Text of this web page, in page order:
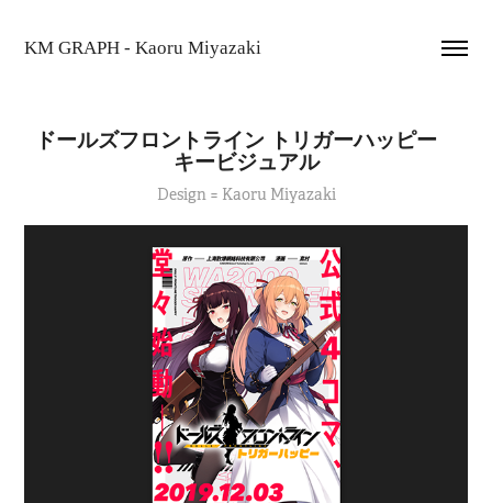
KM GRAPH - Kaoru Miyazaki
ドールズフロントライン トリガーハッピー
キービジュアル
Design = Kaoru Miyazaki